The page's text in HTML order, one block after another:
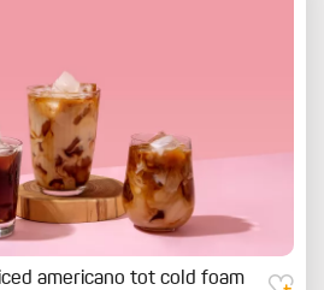
americano tot cold foam